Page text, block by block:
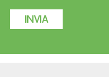
INVIA